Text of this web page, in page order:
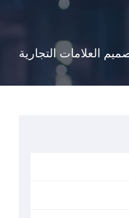
العلامات التجارية